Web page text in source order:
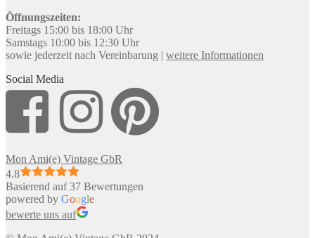
Öffnungszeiten:
Freitags 15:00 bis 18:00 Uhr
Samstags 10:00 bis 12:30 Uhr
sowie jederzeit nach Vereinbarung | weitere Informationen
Social Media
Mon Ami(e) Vintage GbR
4.8
Basierend auf 37 Bewertungen
powered by Google
bewerte uns auf